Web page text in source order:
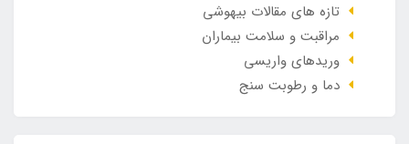
تازه های مقالات بیهوشی
مراقبت و سلامت بیماران
وريدهاي واريسي
دما و رطوبت سنج